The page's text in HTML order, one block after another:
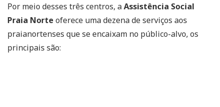
Por meio desses três centros, aAssistência Social
Praia Norte oferece uma dezena de serviços aos
praianortenses que se encaixam no público-alvo, os
principais são: